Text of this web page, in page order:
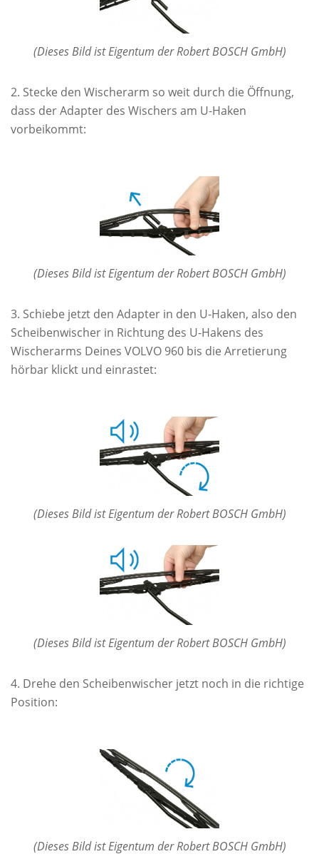
(Dieses Bild ist Eigentum der Robert BOSCH GmbH)
Stecke den Wischerarm so weit durch die Öffnung,
dass der Adapter des Wischers am U-Haken
vorbeikommt:
(Dieses Bild ist Eigentum der Robert BOSCH GmbH)
Schiebe jetzt den Adapter in den U-Haken, also den
Scheibenwischer in Richtung des U-Hakens des
Wischerarms Deines VOLVO 960 bis die Arretierung
hörbar klickt und einrastet:
(Dieses Bild ist Eigentum der Robert BOSCH GmbH)
(Dieses Bild ist Eigentum der Robert BOSCH GmbH)
Drehe den Scheibenwischer jetzt noch in die richtige
Position:
(Dieses Bild ist Eigentum der Robert BOSCH GmbH)